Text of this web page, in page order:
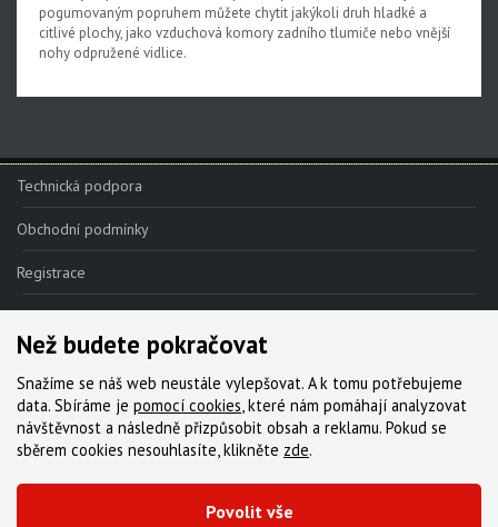
pogumovaným popruhem můžete chytit jakýkoli druh hladké a
citlivé plochy, jako vzduchová komory zadního tlumiče nebo vnější
nohy odpružené vidlice.
Technická podpora
Obchodní podmínky
Registrace
Reklamace
Kde nakoupit
Kontakt
Servis
Ke stažení
Než budete pokračovat
Snažíme se náš web neustále vylepšovat. A k tomu potřebujeme
data. Sbíráme je pomocí cookies, které nám pomáhají analyzovat
návštěvnost a následně přizpůsobit obsah a reklamu. Pokud se
sběrem cookies nesouhlasíte, klikněte zde.
Povolit vše